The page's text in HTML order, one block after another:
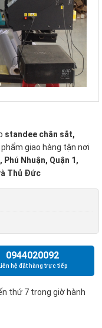
standee chân sắt,
giao hàng tận nơi
Nhuận, Quận 1,
Thủ Đức
0944020092
hệ đặt hàng trực tiếp
thứ 7 trong giờ hành